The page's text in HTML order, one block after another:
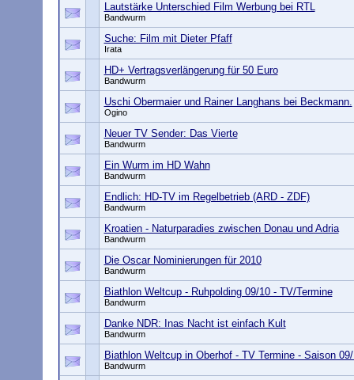
Lautstärke Unterschied Film Werbung bei RTL
Bandwurm
Suche: Film mit Dieter Pfaff
Irata
HD+ Vertragsverlängerung für 50 Euro
Bandwurm
Uschi Obermaier und Rainer Langhans bei Beckmann.
Ogino
Neuer TV Sender: Das Vierte
Bandwurm
Ein Wurm im HD Wahn
Bandwurm
Endlich: HD-TV im Regelbetrieb (ARD - ZDF)
Bandwurm
Kroatien - Naturparadies zwischen Donau und Adria
Bandwurm
Die Oscar Nominierungen für 2010
Bandwurm
Biathlon Weltcup - Ruhpolding 09/10 - TV/Termine
Bandwurm
Danke NDR: Inas Nacht ist einfach Kult
Bandwurm
Biathlon Weltcup in Oberhof - TV Termine - Saison
Bandwurm